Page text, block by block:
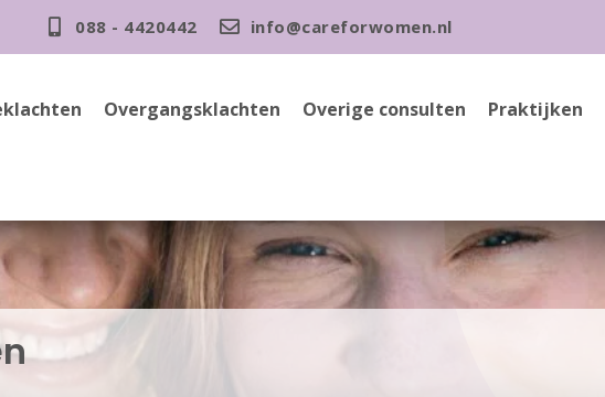
088 - 4420442 info@careforwomen.nl
Overgangsklachten Overige consulten Praktijken